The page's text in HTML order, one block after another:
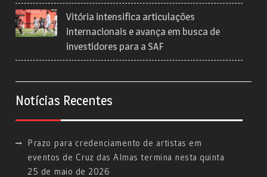
Vitória intensifica articulações
internacionais e avança em busca de
investidores para a SAF
Notícias Recentes
Prazo para credenciamento de artistas em
eventos de Cruz das Almas termina nesta quinta
25 de maio de 2026